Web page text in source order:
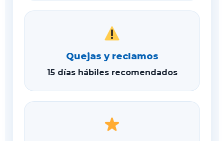
Quejas y reclamos
15 días hábiles recomendados